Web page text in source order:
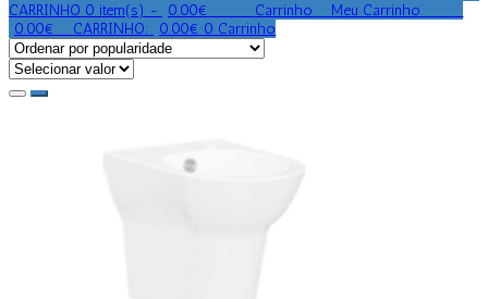
CARRINHO 0 item(s) - 0.00€ Carrinho Meu Carrinho
0.00€ CARRINHO: 0.00€ 0 Carrinho